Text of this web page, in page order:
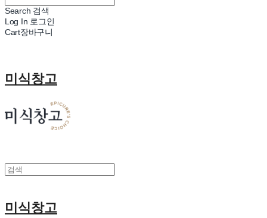
Search 검색
Log In 로그인
Cart장바구니
미식창고
미식창고